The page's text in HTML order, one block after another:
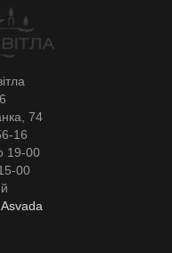
74
16
19-00
00
Asvada